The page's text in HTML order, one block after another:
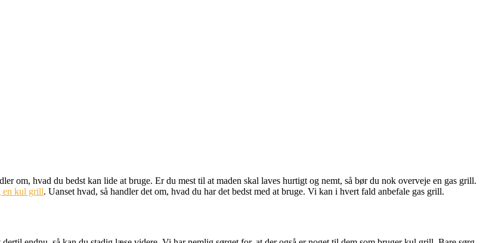
om, hvad du bedst kan lide at bruge. Er du mest til at maden skal laves hurtigt og nemt, så bør du nok overveje en gas grill.
kul grill. Uanset hvad, så handler det om, hvad du har det bedst med at bruge. Vi kan i hvert fald anbefale gas grill.